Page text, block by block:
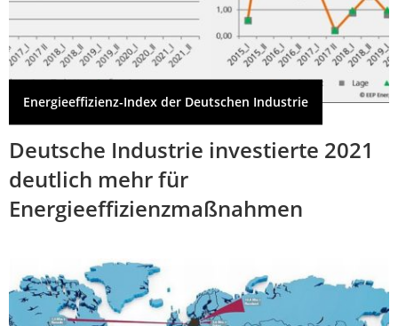
Energieeffizienz-Index der Deutschen Industrie
Deutsche Industrie investierte 2021
deutlich mehr für
Energieeffizienzmaßnahmen